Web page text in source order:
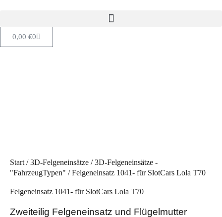
0,00 €0
Start /3D-Felgeneinsätze /3D-Felgeneinsätze -
"FahrzeugTypen" / Felgeneinsatz 1041- für SlotCars Lola T70
Felgeneinsatz 1041- für SlotCars Lola T70
Zweiteilig Felgeneinsatz und Flügelmutter